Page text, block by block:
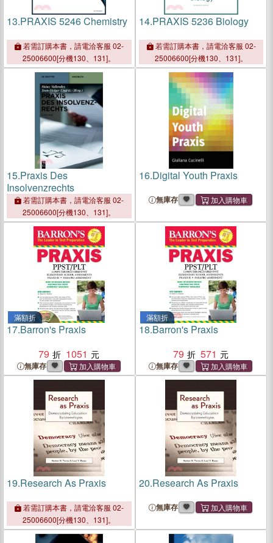
13.PRAXIS 5246 Chemistry
若需訂購本書，請電洽客服 02-
25006600[分機130、131]。
14.PRAXIS 5236 Biology
若需訂購本書，請電洽客服 02-
25006600[分機130、131]。
15.Praxis Des
Insolvenzrechts
若需訂購本書，請電洽客服 02-
25006600[分機130、131]。
16.Digital Youth Praxis
無庫存
滿額折
17.Barron's Praxis
79
1051
無庫存
滿額折
18.Barron's Praxis
79
571
無庫存
19.Research As Praxis
若需訂購本書，請電洽客服 02-
25006600[分機130、131]。
20.Research As Praxis
無庫存